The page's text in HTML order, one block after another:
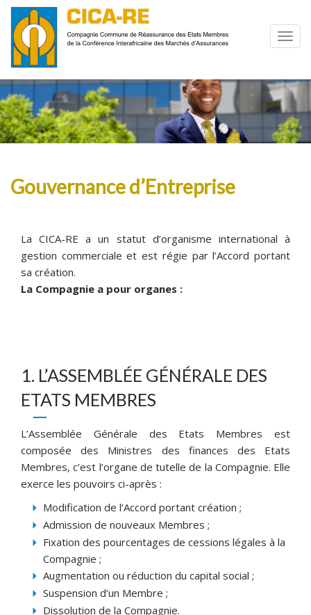
Gouvernance d’Entreprise
La CICA-RE a un statut d’organisme international à
gestion commerciale et est régie par l’Accord portant
sa création.
La Compagnie a pour organes :
1. L’ASSEMBLÉE GÉNÉRALE DES
ETATS MEMBRES
L’Assemblée Générale des Etats Membres est
composée des Ministres des finances des Etats
Membres, c’est l’organe de tutelle de la Compagnie. Elle
exerce les pouvoirs ci-après :
Modification de l’Accord portant création ;
Admission de nouveaux Membres ;
Fixation des pourcentages de cessions légales à la
Compagnie ;
Augmentation ou réduction du capital social ;
Suspension d’un Membre ;
Dissolution de la Compagnie.